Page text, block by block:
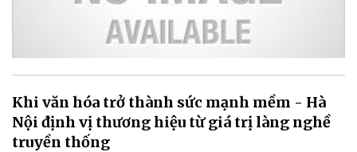
Khi văn hóa trở thành sức mạnh mềm - Hà
Nội định vị thương hiệu từ giá trị làng nghề
truyền thống